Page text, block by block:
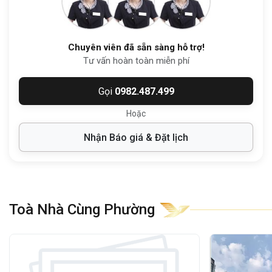
trung nhiều cơ quan hành chính nhà nước,
công viên cây xanh và các dự án dân cư
2. Quy mô và thiết kế tòa nhà
Văn phòng Infinity Buildingđược đầu tư
và xây dựng theo tiêu chuẩnvăn phòng
, mang lại không gian làm việc
chuyên nghiệp, thân thiện và tối ưu cho
Thông tin chi tiết:
dàng chia nhỏ diện tích, phù hợp cho các
Chuyên viên đã sẵn sàng hỗ trợ!
Tư vấn hoàn toàn miễn phí
Gọi 0982.487.499
Hoặc
Nhận Báo giá & Đặt lịch
Toà Nhà Cùng Phường